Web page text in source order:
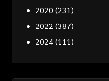
2020 (231)
2022 (387)
2024(111)